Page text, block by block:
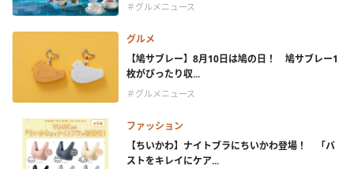
＃グルメニュース
グルメ
【鳩サブレー】8月10日は鳩の日！ 鳩サブレー1
枚がぴったり収...
＃グルメニュース
ファッション
【ちいかわ】ナイトブラにちいかわ登場！ 「バ
ストをキレイにケア...